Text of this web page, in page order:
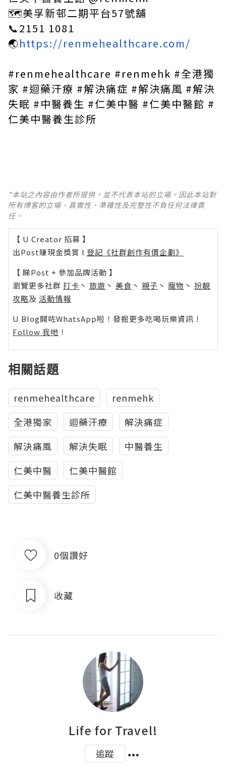
🗺美孚新邨二期平台57號舖
📞2151 1081
🌏https://renmehealthcare.com/
#renmehealthcare #renmehk #全港獨
家 #迴藥汗療 #解決痛症 #解決痛風 #解決
失眠 #中醫養生 #仁美中醫 #仁美中醫館 #
仁美中醫養生診所
*本站之內容由作者所提供，並不代表本站的立場。因此本站對
所有博客的立場、真實性、準確性及完整性不負任何法律責
任。
【 U Creator 招募 】
出Post賺現金獎賞 l 登記《社群創作有價企劃》
【 睇Post + 參加品牌活動 】
瀏覽更多社群 打卡 丶 旅遊 丶 美食 丶 親子 丶 寵物 丶 扮靚
攻略及 活動情報
U Blog開咗WhatsApp啦！發掘更多吃喝玩樂資訊！
Follow 我哋 ！
相關話題
renmehealthcare
renmehk
全港獨家
迴藥汗療
解決痛症
解決痛風
解決失眠
中醫養生
仁美中醫
仁美中醫館
仁美中醫養生診所
0個讚好
收藏
Life for Travel!
追蹤